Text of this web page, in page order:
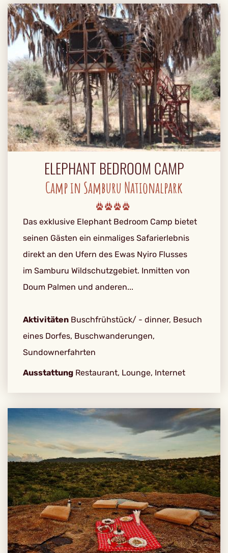
ELEPHANT BEDROOM CAMP
Camp in Samburu Nationalpark
Das exklusive Elephant Bedroom Camp bietet
seinen Gästen ein einmaliges Safarierlebnis
direkt an den Ufern des Ewas Nyiro Flusses
im Samburu Wildschutzgebiet. Inmitten von
Doum Palmen und anderen...
Aktivitäten Buschfrühstück/ - dinner, Besuch
eines Dorfes, Buschwanderungen,
Sundownerfahrten
Ausstattung Restaurant, Lounge, Internet